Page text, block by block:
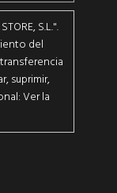
S.L.".
del
suprimir,
Ver la